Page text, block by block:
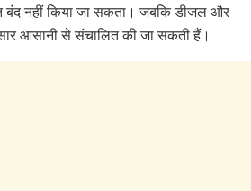
बंद नहीं किया जा सकता। जबकि डीजल और
आसानी से संचालित की जा सकती हैं।